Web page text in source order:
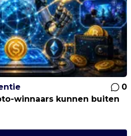
0
winnaars kunnen buiten